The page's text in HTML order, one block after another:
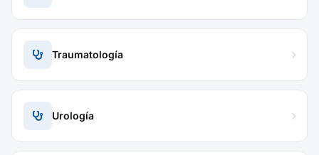
Traumatología
Urología